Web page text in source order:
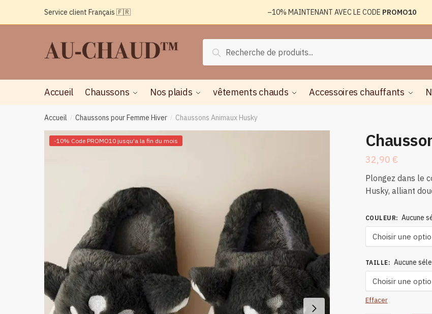
Service client Français 🇫🇷 –10% MAINTENANT AVEC LE CODE PROMO10
pour :
Recherche
Accueil Chaussons Nos plaids vêtements chauds Accessoires chauffants
Accueil / Chaussons pour Femme Hiver / Chaussons Animaux Husky
-10% Code PROMO10 jusqu'a la fin du mois
32,90 €
Plongez dans le
Husky, alliant
COULEUR: Aucune
TAILLE: Aucune
Effacer